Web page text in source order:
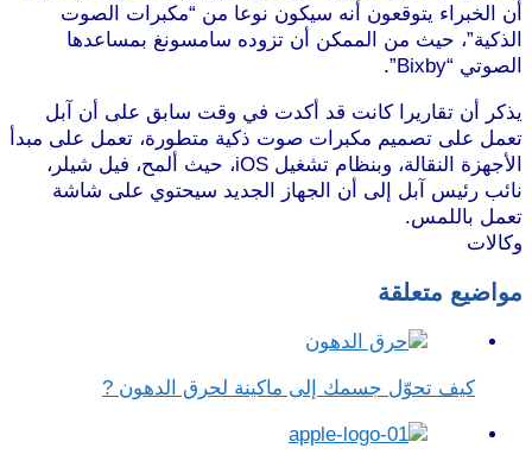
أن الخبراء يتوقعون أنه سيكون نوعا من “مكبرات الصوت
الذكية”، حيث من الممكن أن تزوده سامسونغ بمساعدها
الصوتي “Bixby”.
يذكر أن تقاريرا كانت قد أكدت في وقت سابق على أن آبل
تعمل على تصميم مكبرات صوت ذكية متطورة، تعمل على مبدأ
الأجهزة النقالة، وبنظام تشغيل iOS، حيث ألمح، فيل شيلر،
نائب رئيس آبل إلى أن الجهاز الجديد سيحتوي على شاشة
تعمل باللمس.
وكالات
مواضيع متعلقة
كيف تحوّل جسمك إلى ماكينة لحرق الدهون ?